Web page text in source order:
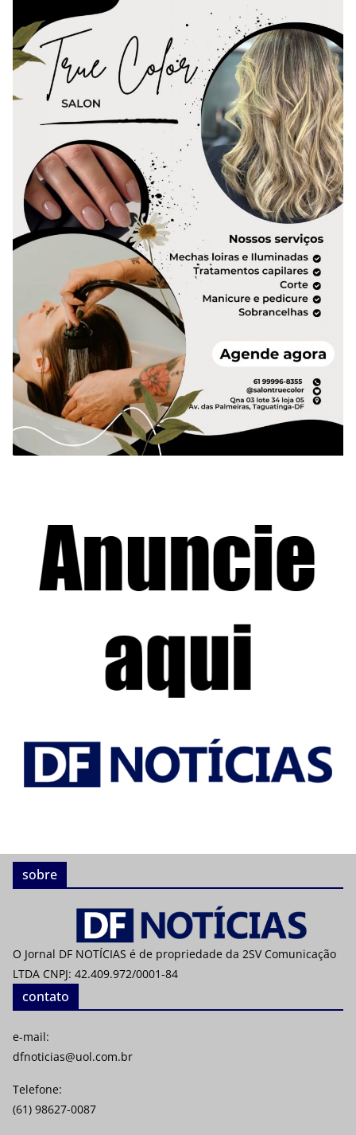
sobre
O Jornal DF NOTÍCIAS é de propriedade da 2SV Comunicação
LTDA CNPJ: 42.409.972/0001-84
contato
e-mail:
dfnoticias@uol.com.br
Telefone:
(61) 98627-0087